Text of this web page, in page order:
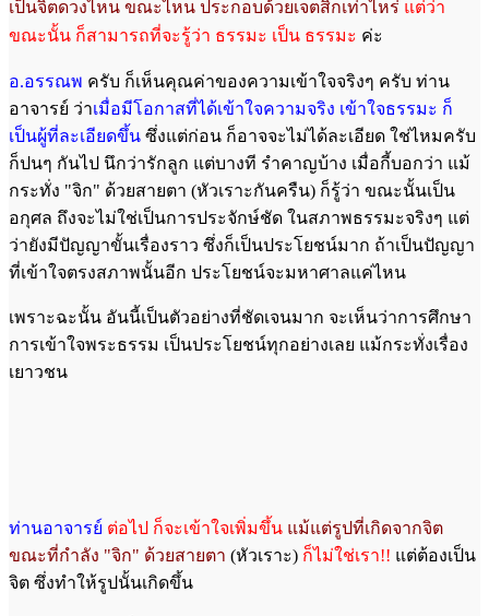
เป็นจิตดวงไหน ขณะไหน ประกอบด้วยเจตสิกเท่าไหร่ แต่ว่า
ขณะนั้น ก็สามารถที่จะรู้ว่า ธรรมะ เป็น ธรรมะ ค่ะ
อ.อรรณพ ครับ ก็เห็นคุณค่าของความเข้าใจจริงๆ ครับ ท่าน
อาจารย์ ว่าเมื่อมีโอกาสที่ได้เข้าใจความจริง เข้าใจธรรมะ ก็
เป็นผู้ที่ละเอียดขึ้น ซึ่งแต่ก่อน ก็อาจจะไม่ได้ละเอียด ใช่ไหมครับ
ก็ปนๆ กันไป นึกว่ารักลูก แต่บางที รำคาญบ้าง เมื่อกี้บอกว่า แม้
กระทั่ง "จิก" ด้วยสายตา (หัวเราะกันครืน) ก็รู้ว่า ขณะนั้นเป็น
อกุศล ถึงจะไม่ใช่เป็นการประจักษ์ชัด ในสภาพธรรมะจริงๆ แต่
ว่ายังมีปัญญาขั้นเรื่องราว ซึ่งก็เป็นประโยชน์มาก ถ้าเป็นปัญญา
ที่เข้าใจตรงสภาพนั้นอีก ประโยชน์จะมหาศาลแค่ไหน
เพราะฉะนั้น อันนี้เป็นตัวอย่างที่ชัดเจนมาก จะเห็นว่าการศึกษา
การเข้าใจพระธรรม เป็นประโยชน์ทุกอย่างเลย แม้กระทั่งเรื่อง
เยาวชน
ท่านอาจารย์ ต่อไป ก็จะเข้าใจเพิ่มขึ้น แม้แต่รูปที่เกิดจากจิต
ขณะที่กำลัง "จิก" ด้วยสายตา (หัวเราะ) ก็ไม่ใช่เรา!! แต่ต้องเป็น
จิต ซึ่งทำให้รูปนั้นเกิดขึ้น